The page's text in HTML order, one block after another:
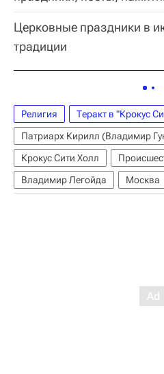
Церковные праздники в
традиции
Религия
Теракт в "Крокус
Патриарх Кирилл (Владимир
Крокус Сити Холл
Владимир Легойда
Москва